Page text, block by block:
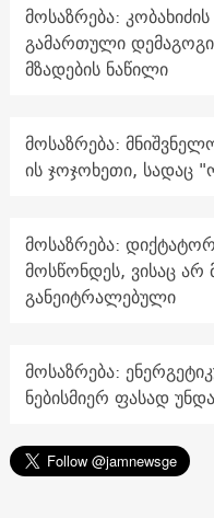
მოსაზრება:
გამართული
მზადების ნაწილი
მოსაზრება:
ის ჯოჯოხეთი, სადაც
მოსაზრება:
მოსწონდეს, ვისაც არ
განეიტრალებული
მოსაზრება:
ნებისმიერ ფასად